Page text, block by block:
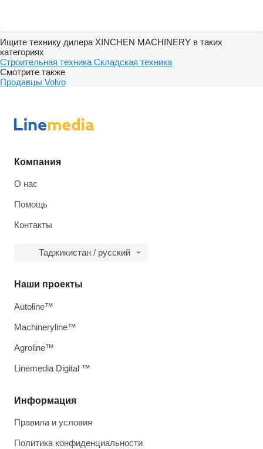
Ищите технику дилера XINCHEN MACHINERY в таких
категориях
Строительная техника Складская техника
Смотрите также
Продавцы Volvo
Компания
О нас
Помощь
Контакты
Таджикистан / русский
Информация
Правила и условия
Политика конфиденциальности
Наши проекты
Autoline™
Machineryline™
Agroline™
Linemedia Digital ™